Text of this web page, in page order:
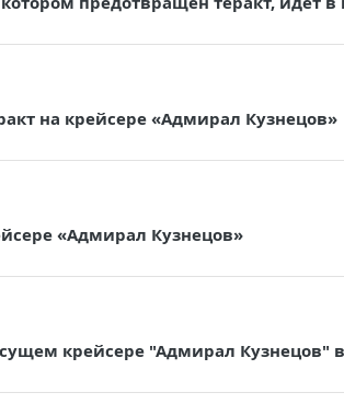
на крейсере «Адмирал Кузнецов»
«Адмирал Кузнецов»
крейсере "Адмирал Кузнецов"